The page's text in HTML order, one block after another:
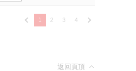
1 2 3 4
返回頁頂